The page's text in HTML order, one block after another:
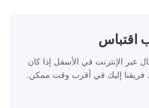
TH620
Product
الإنترنت في الأسفل إذا كان
إليك في أقرب وقت ممكن.